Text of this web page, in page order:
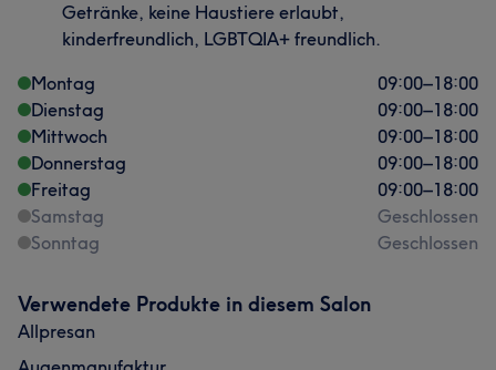
Getränke, keine Haustiere erlaubt,
kinderfreundlich, LGBTQIA+ freundlich.
Montag
09:00–18:00
Dienstag
09:00–18:00
Mittwoch
09:00–18:00
Donnerstag
09:00–18:00
Freitag
09:00–18:00
Samstag
Geschlossen
Sonntag
Geschlossen
Verwendete Produkte in diesem Salon
Allpresan